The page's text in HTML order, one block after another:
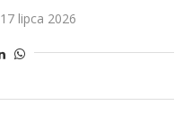
17 lipca 2026